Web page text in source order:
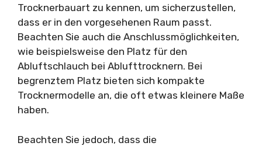
Trocknerbauart zu kennen, um sicherzustellen,
dass er in den vorgesehenen Raum passt.
Beachten Sie auch die Anschlussmöglichkeiten,
wie beispielsweise den Platz für den
Abluftschlauch bei Ablufttrocknern. Bei
begrenztem Platz bieten sich kompakte
Trocknermodelle an, die oft etwas kleinere Maße
haben.
Beachten Sie jedoch, dass die